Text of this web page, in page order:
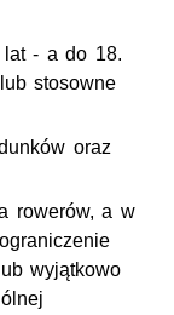
lat - a do 18.
stosowne
oraz
rowerów, a w
wyjątkowo